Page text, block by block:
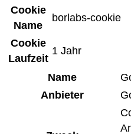
Cookie
Name
borlabs-cookie
Cookie
Laufzeit
1 Jahr
Name
Anbieter